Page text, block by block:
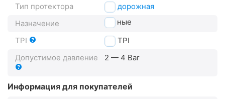
Тип протектора
внедорожная
Назначение
горные
TPI
30 TPI
Допустимое давление
2 — 4 Bar
Информация для покупателей